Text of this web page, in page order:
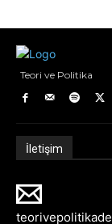
Teori ve Politika
İletişim